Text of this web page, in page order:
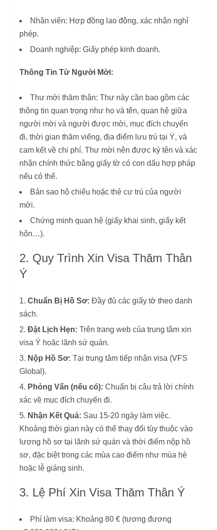
Nhân viên: Hợp đồng lao động, xác nhận nghỉ
phép.
Doanh nghiệp: Giấy phép kinh doanh.
Thông Tin Từ Người Mời:
Thư mời thăm thân: Thư này cần bao gồm các
thông tin quan trọng như họ và tên, quan hệ giữa
người mời và người được mời, mục đích chuyến
đi, thời gian thăm viếng, địa điểm lưu trú tại Ý, và
cam kết về chi phí. Thư mời nên được ký tên và xác
nhận chính thức bằng giấy tờ có con dấu hợp pháp
nếu có thể.
Bản sao hộ chiếu hoặc thẻ cư trú của người
mời.
Chứng minh quan hệ (giấy khai sinh, giấy kết
hôn…).
2. Quy Trình Xin Visa Thăm Thân
Ý
Chuẩn Bị Hồ Sơ: Đầy đủ các giấy tờ theo danh
sách.
Đặt Lịch Hẹn: Trên trang web của trung tâm xin
visa Ý hoặc lãnh sứ quán.
Nộp Hồ Sơ: Tại trung tâm tiếp nhận visa (VFS
Global).
Phỏng Vấn (nếu có): Chuẩn bị câu trả lời chính
xác về mục đích chuyến đi.
Nhận Kết Quả: Sau 15-20 ngày làm việc.
Khoảng thời gian này có thể thay đổi tùy thuộc vào
lượng hồ sơ tại lãnh sứ quán và thời điểm nộp hồ
sơ, đặc biệt trong các mùa cao điểm như mùa hè
hoặc lễ giáng sinh.
3. Lệ Phí Xin Visa Thăm Thân Ý
Phí làm visa: Khoảng 80 € (tương đương